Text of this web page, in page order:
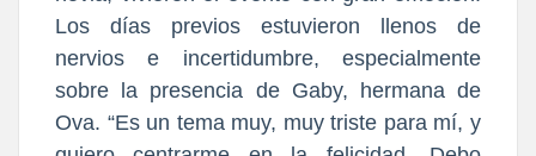
Los días previos estuvieron llenos de
nervios e incertidumbre, especialmente
sobre la presencia de Gaby, hermana de
Ova. “Es un tema muy, muy triste para mí, y